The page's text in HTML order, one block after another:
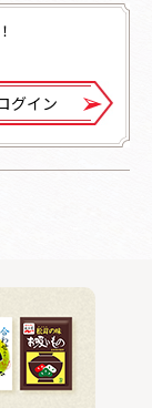
グイン